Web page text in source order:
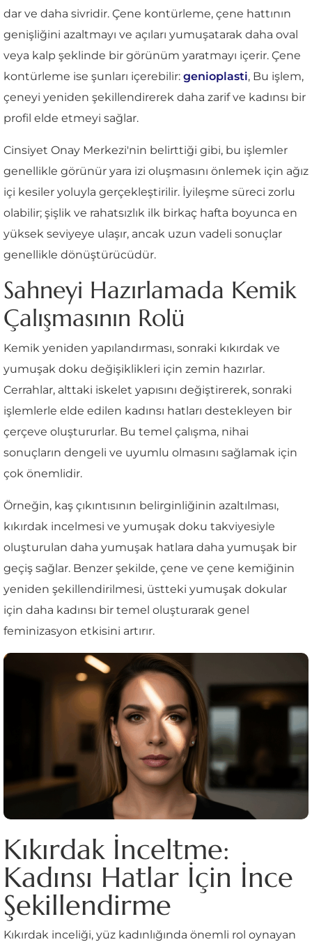
dar ve daha sivridir. Çene kontürleme, çene hattının
genişliğini azaltmayı ve açıları yumuşatarak daha oval
veya kalp şeklinde bir görünüm yaratmayı içerir. Çene
kontürleme ise şunları içerebilir: genioplasti, Bu işlem,
çeneyi yeniden şekillendirerek daha zarif ve kadınsı bir
profil elde etmeyi sağlar.
Cinsiyet Onay Merkezi'nin belirttiği gibi, bu işlemler
genellikle görünür yara izi oluşmasını önlemek için ağız
içi kesiler yoluyla gerçekleştirilir. İyileşme süreci zorlu
olabilir; şişlik ve rahatsızlık ilk birkaç hafta boyunca en
yüksek seviyeye ulaşır, ancak uzun vadeli sonuçlar
genellikle dönüştürücüdür.
Sahneyi Hazırlamada Kemik
Çalışmasının Rolü
Kemik yeniden yapılandırması, sonraki kıkırdak ve
yumuşak doku değişiklikleri için zemin hazırlar.
Cerrahlar, alttaki iskelet yapısını değiştirerek, sonraki
işlemlerle elde edilen kadınsı hatları destekleyen bir
çerçeve oluştururlar. Bu temel çalışma, nihai
sonuçların dengeli ve uyumlu olmasını sağlamak için
çok önemlidir.
Örneğin, kaş çıkıntısının belirginliğinin azaltılması,
kıkırdak incelmesi ve yumuşak doku takviyesiyle
oluşturulan daha yumuşak hatlara daha yumuşak bir
geçiş sağlar. Benzer şekilde, çene ve çene kemiğinin
yeniden şekillendirilmesi, üstteki yumuşak dokular
için daha kadınsı bir temel oluşturarak genel
feminizasyon etkisini artırır.
Kıkırdak İnceltme:
Kadınsı Hatlar İçin İnce
Şekillendirme
Kıkırdak inceliği, yüz kadınlığında önemli rol oynayan